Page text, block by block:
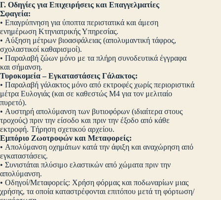
Γ. Οδηγίες για Επιχειρήσεις και Επαγγελματίες
Σφαγεία:
• Επαγρύπνηση για ύποπτα περιστατικά και άμεση
ενημέρωση Κτηνιατρικής Υπηρεσίας.
• Αύξηση μέτρων βιοασφάλειας (απολυμαντική τάφρος,
σχολαστικοί καθαρισμοί).
• Παραλαβή ζώων μόνο με τα πλήρη συνοδευτικά έγγραφα
και σήμανση.
Τυροκομεία – Εγκαταστάσεις Γάλακτος:
• Παραλαβή γάλακτος μόνο από εκτροφές χωρίς περιοριστικά
μέτρα Ευλογιάς (και σε καθεστώς Μ4 για τον μελιταίο
πυρετό).
• Αυστηρή απολύμανση των βυτιοφόρων (ιδιαίτερα στους
τροχούς) πριν την είσοδο και πριν την έξοδο από κάθε
εκτροφή. Τήρηση σχετικού αρχείου.
Εμπόριο Ζωοτροφών και Μεταφορείς:
• Απολύμανση οχημάτων κατά την άφιξη και αναχώρηση από
εγκαταστάσεις.
• Συνιστάται πλύσιμο ελαστικών από χώματα πριν την
απολύμανση.
• Οδηγοί/Μεταφορείς: Χρήση φόρμας και ποδωναρίων μιας
χρήσης, τα οποία καταστρέφονται επιτόπου μετά τη φόρτωση/